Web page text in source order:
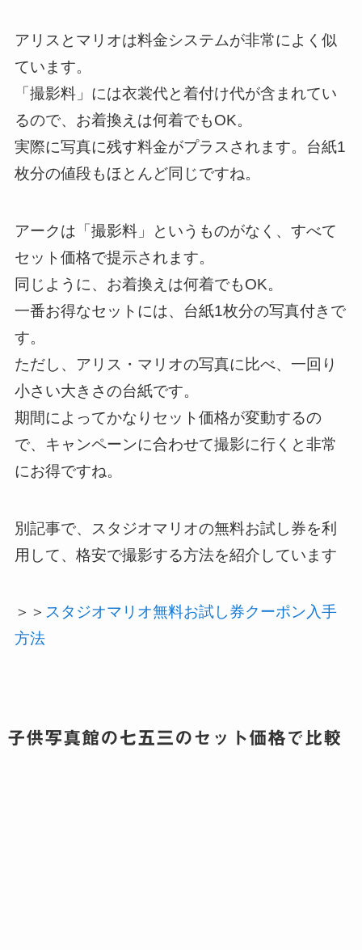
アリスとマリオは料金システムが非常によく似
ています。
「撮影料」には衣裳代と着付け代が含まれてい
るので、お着換えは何着でもOK。
実際に写真に残す料金がプラスされます。台紙1
枚分の値段もほとんど同じですね。
アークは「撮影料」というものがなく、すべて
セット価格で提示されます。
同じように、お着換えは何着でもOK。
一番お得なセットには、台紙1枚分の写真付きで
す。
ただし、アリス・マリオの写真に比べ、一回り
小さい大きさの台紙です。
期間によってかなりセット価格が変動するの
で、キャンペーンに合わせて撮影に行くと非常
にお得ですね。
別記事で、スタジオマリオの無料お試し券を利
用して、格安で撮影する方法を紹介しています
＞＞ スタジオマリオ無料お試し券クーポン入手
方法
子供写真館の七五三のセット価格で比較